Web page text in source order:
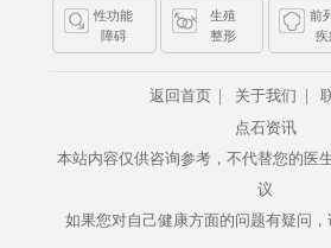
性功能
障碍
生殖
整形
前
疾
返回首页 | 关于我们 |
点石资讯
本站内容仅供咨询参考，不代替您的医
议
如果您对自己健康方面的问题有疑问，